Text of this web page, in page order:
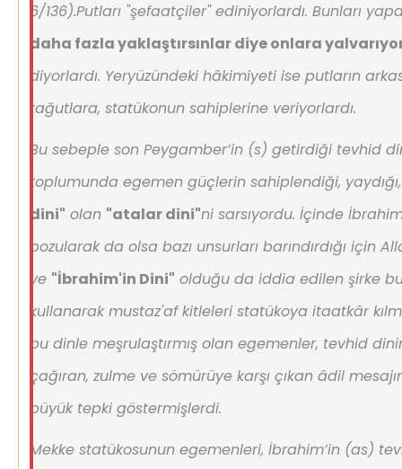
6/136).Putları "şefaatçiler" ediniyorlardı. Bunları
daha fazla yaklaştırsınlar diye onlara
diyorlardı. Yeryüzündeki hâkimiyeti ise putların
tağutlara, statükonun sahiplerine veriyorlardı.
Bu sebeple son Peygamber’in (s) getirdiği tevhid
toplumunda egemen güçlerin sahiplendiği,
dini" olan "atalar dini"ni sarsıyordu. İçinde
bozularak da olsa bazı unsurları barındırdığı için
ve "İbrahim'in Dini" olduğu da iddia edilen şirke
kullanarak mustaz'af kitleleri statükoya itaatkâr
bu dinle meşrulaştırmış olan egemenler, tevhid
çağıran, zulme ve sömürüye karşı çıkan âdil
büyük tepki göstermişlerdi.
Mekke statükosunun egemenleri, İbrahim’in (as)